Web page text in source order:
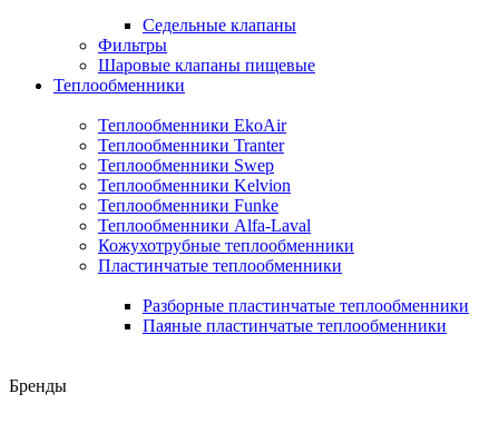
Седельные клапаны
Фильтры
Шаровые клапаны пищевые
Теплообменники
Теплообменники EkoAir
Теплообменники Tranter
Теплообменники Swep
Теплообменники Kelvion
Теплообменники Funke
Теплообменники Alfa-Laval
Кожухотрубные теплообменники
Пластинчатые теплообменники
Разборные пластинчатые теплообменники
Паяные пластинчатые теплообменники
Бренды